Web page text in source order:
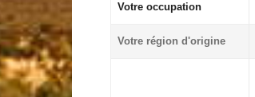
Votre occupation
Votre région d'origine